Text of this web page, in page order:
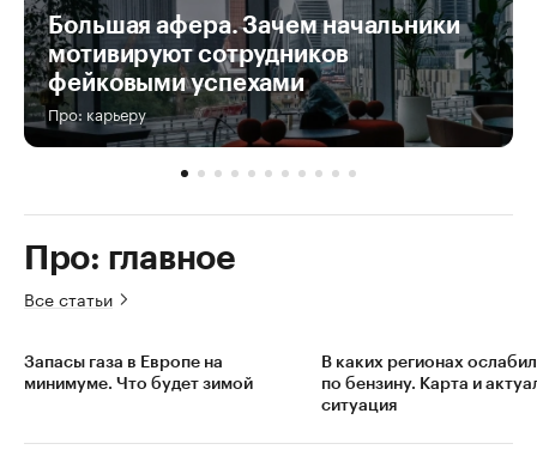
Большая афера. Зачем начальники
мотивируют сотрудников
фейковыми успехами
Про: карьеру
Про: главное
Все статьи
Запасы газа в Европе на
минимуме. Что будет зимой
В каких регионах
по бензину. Карта и
ситуация